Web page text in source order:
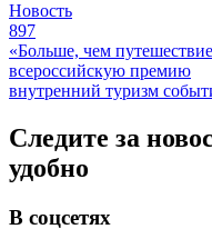
Новость
897
«Больше, чем
всероссийскую премию
внутренний туризм
Следите за
удобно
В соцсетях